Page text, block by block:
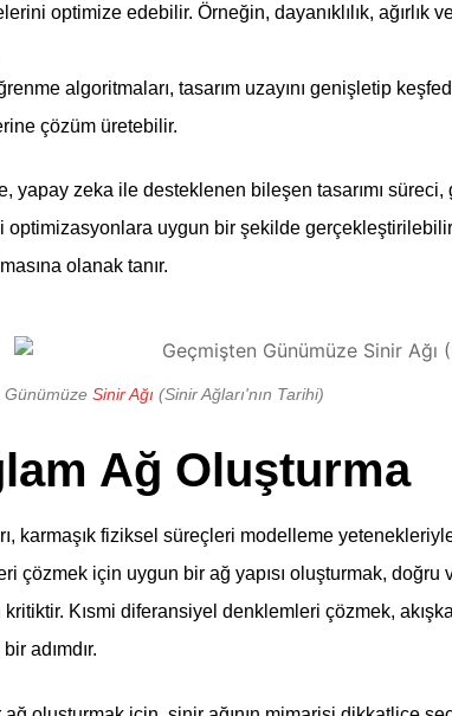
optimize edebilir. Örneğin, dayanıklılık, ağırlık
algoritmaları, tasarım uzayını genişletip
çözüm üretebilir.
yapay zeka ile desteklenen bileşen tasarımı
optimizasyonlara uygun bir şekilde
olanak tanır.
Günümüze Sinir Ağı (Sinir Ağları'nın Tarihi)
Ağ Oluşturma
karmaşık fiziksel süreçleri modelleme
çözmek için uygun bir ağ yapısı oluşturmak,
kritiktir. Kısmi diferansiyel denklemleri çözmek,
adımdır.